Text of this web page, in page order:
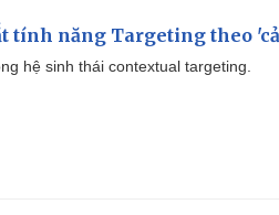
tính năng Targeting theo
hệ sinh thái contextual targeting.